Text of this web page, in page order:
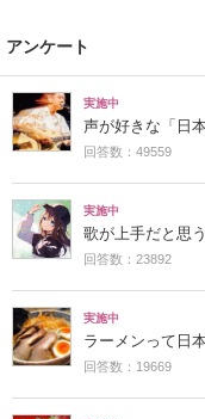
アンケート
実施中
声が好きな「日
回答数：49559
実施中
歌が上手だと思
回答数：23892
実施中
ラーメンって日
回答数：19669